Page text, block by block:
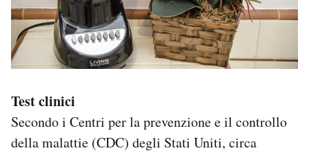
Test clinici
Secondo i Centri per la prevenzione e il controllo
della malattie (CDC) degli Stati Uniti, circa